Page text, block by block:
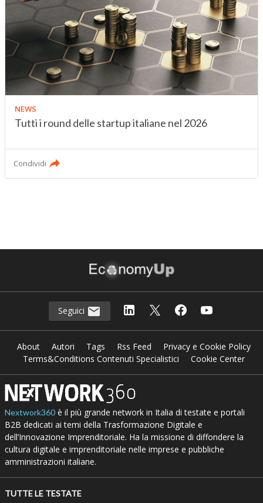
NEWS
Tutti i round delle startup italiane nel 2026
Condividi
Seguici
About Autori Tags Rss Feed
Privacy e Cookie Policy
Terms&Conditions Contenuti Specialistici
Cookie Center
Nextwork360è il più grande network in Italia di testate e portali
B2B dedicati ai temi della Trasformazione Digitale e
dell’Innovazione Imprenditoriale. Ha la missione di diffondere la
cultura digitale e imprenditoriale nelle imprese e pubbliche
amministrazioni italiane.
TUTTE LE TESTATE